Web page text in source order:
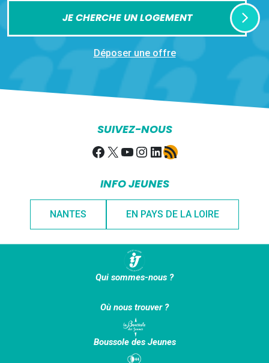
JE CHERCHE UN LOGEMENT
Déposer une offre
SUIVEZ-NOUS
Facebook
X YouTube
Instagram
LinkedIn
Flux RSS
INFO JEUNES
NANTES EN PAYS DE LA LOIRE
Qui sommes-nous ?
Où nous trouver ?
Boussole des Jeunes